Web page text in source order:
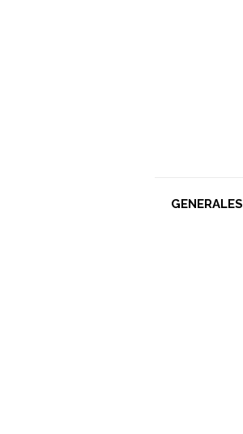
GENERALES